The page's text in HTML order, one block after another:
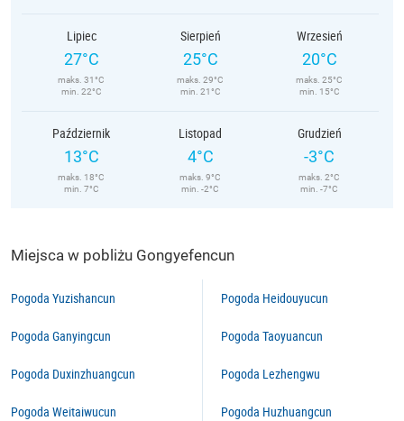
Lipiec
27°C
maks. 31°C
min. 22°C
Sierpień
25°C
maks. 29°C
min. 21°C
Wrzesień
20°C
maks. 25°C
min. 15°C
Październik
13°C
maks. 18°C
min. 7°C
Listopad
4°C
maks. 9°C
min. -2°C
Grudzień
-3°C
maks. 2°C
min. -7°C
Miejsca w pobliżu Gongyefencun
Pogoda Yuzishancun
Pogoda Ganyingcun
Pogoda Duxinzhuangcun
Pogoda Weitaiwucun
Pogoda Heidouyucun
Pogoda Taoyuancun
Pogoda Lezhengwu
Pogoda Huzhuangcun